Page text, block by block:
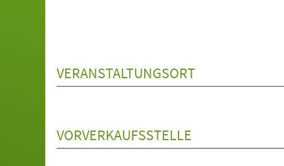
VERANSTALTUNGSORT
VORVERKAUFSSTELLE